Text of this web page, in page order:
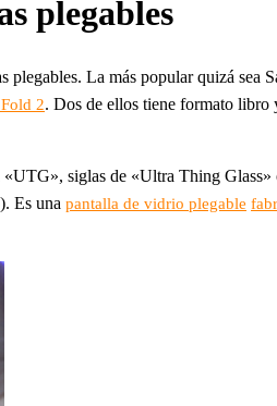
plegables
plegables. La más popular quizá
2. Dos de ellos tiene formato libro
«UTG», siglas de «Ultra Thing Glass»
Es una pantalla de vidrio plegable